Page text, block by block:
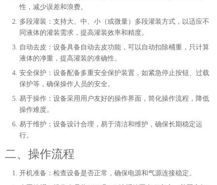
性，减少误差和浪费。
多段灌装 ：支持大、中、小（或微量）多段灌装方式，以适应不
同液体的灌装需求，提高灌装效率和精度。
自动去皮 ：设备具备自动去皮功能，可以自动扣除桶重，只计算
液体的净重，提高灌装的准确性。
安全保护 ：设备配备多重安全保护装置，如紧急停止按钮、过载
保护等，确保操作人员的安全。
易于操作 ：设备采用用户友好的操作界面，简化操作流程，降低
操作难度。
易于维护 ：设备设计合理，易于清洁和维护，确保长期稳定运
行。
二、操作流程
开机准备 ：检查设备是否正常，确保电源和气源连接稳定。